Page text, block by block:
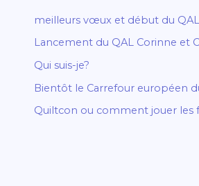
meilleurs vœux et début du
Lancement du QAL Corinne et
Qui suis-je?
Bientôt le Carrefour européen
Quiltcon ou comment jouer les